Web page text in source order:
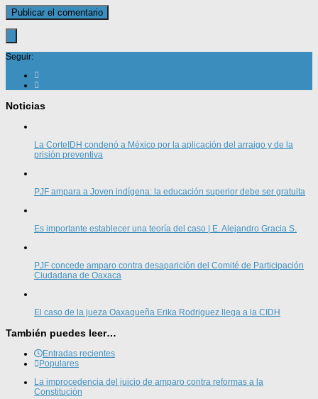
Seguir:
Noticias
La CorteIDH condenó a México por la aplicación del arraigo y de la
prisión preventiva
PJF ampara a Joven indígena: la educación superior debe ser gratuita
Es importante establecer una teoría del caso | E. Alejandro Gracia S.
PJF concede amparo contra desaparición del Comité de Participación
Ciudadana de Oaxaca
El caso de la jueza Oaxaqueña Erika Rodriguez llega a la CIDH
También puedes leer…
Entradas recientes
Populares
La improcedencia del juicio de amparo contra reformas a la
Constitución